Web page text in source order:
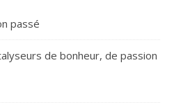
passé
de bonheur, de passion